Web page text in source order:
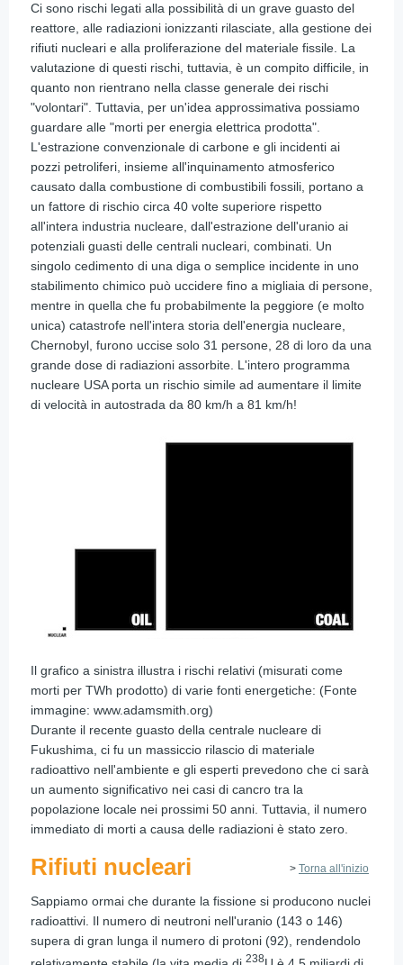
Ci sono rischi legati alla possibilità di un grave guasto del
reattore, alle radiazioni ionizzanti rilasciate, alla gestione dei
rifiuti nucleari e alla proliferazione del materiale fissile. La
valutazione di questi rischi, tuttavia, è un compito difficile, in
quanto non rientrano nella classe generale dei rischi
"volontari". Tuttavia, per un'idea approssimativa possiamo
guardare alle "morti per energia elettrica prodotta".
L'estrazione convenzionale di carbone e gli incidenti ai
pozzi petroliferi, insieme all'inquinamento atmosferico
causato dalla combustione di combustibili fossili, portano a
un fattore di rischio circa 40 volte superiore rispetto
all'intera industria nucleare, dall'estrazione dell'uranio ai
potenziali guasti delle centrali nucleari, combinati. Un
singolo cedimento di una diga o semplice incidente in uno
stabilimento chimico può uccidere fino a migliaia di persone,
mentre in quella che fu probabilmente la peggiore (e molto
unica) catastrofe nell'intera storia dell'energia nucleare,
Chernobyl, furono uccise solo 31 persone, 28 di loro da una
grande dose di radiazioni assorbite. L'intero programma
nucleare USA porta un rischio simile ad aumentare il limite
di velocità in autostrada da 80 km/h a 81 km/h!
Il grafico a sinistra illustra i rischi relativi (misurati come
morti per TWh prodotto) di varie fonti energetiche: (Fonte
immagine: www.adamsmith.org)
Durante il recente guasto della centrale nucleare di
Fukushima, ci fu un massiccio rilascio di materiale
radioattivo nell'ambiente e gli esperti prevedono che ci sarà
un aumento significativo nei casi di cancro tra la
popolazione locale nei prossimi 50 anni. Tuttavia, il numero
immediato di morti a causa delle radiazioni è stato zero.
> Torna all'inizio
Rifiuti nucleari
Sappiamo ormai che durante la fissione si producono nuclei
radioattivi. Il numero di neutroni nell'uranio (143 o 146)
supera di gran lunga il numero di protoni (92), rendendolo
238